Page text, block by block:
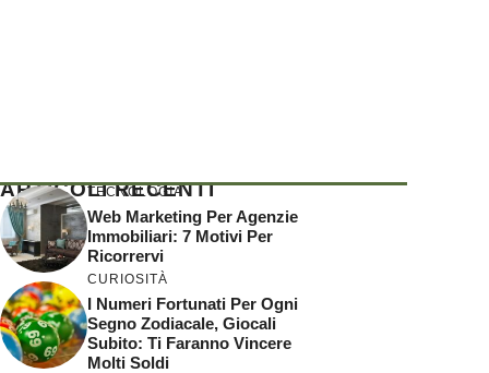
ARTICOLI RECENTI
TECNOLOGIA
Web Marketing Per Agenzie
Immobiliari: 7 Motivi Per
Ricorrervi
CURIOSITÀ
I Numeri Fortunati Per Ogni
Segno Zodiacale, Giocali
Subito: Ti Faranno Vincere
Molti Soldi